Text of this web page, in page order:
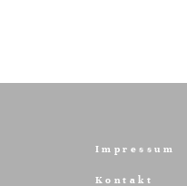
Impressum
Kontakt